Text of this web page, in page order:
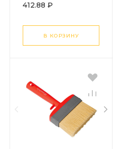
рукоятка Matrix
412.88 ₽
В КОРЗИНУ